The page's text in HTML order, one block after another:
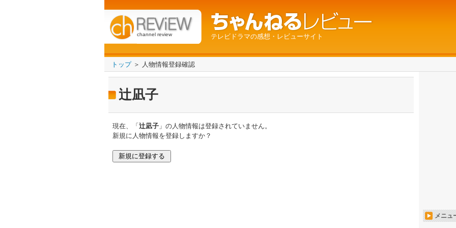
channel review テレビドラマの感想・レビューサイト
トップ＞ 人物情報登録確認
辻凪⼦
現在、「 辻凪⼦ 」の人物情報は登録されていません。
新規に人物情報を登録しますか？
メニュ